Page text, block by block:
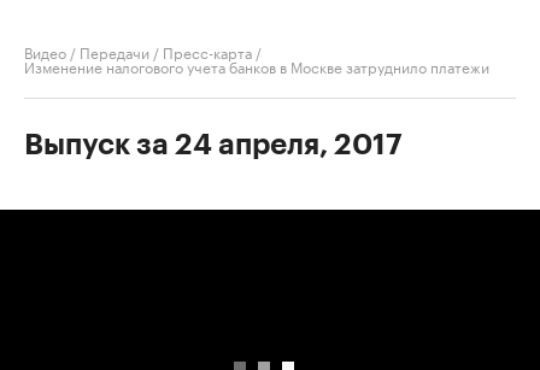
Видео / Передачи / Пресс-карта /
Изменение налогового учета банков в Москве затруднило платежи
Выпуск за 24 апреля, 2017